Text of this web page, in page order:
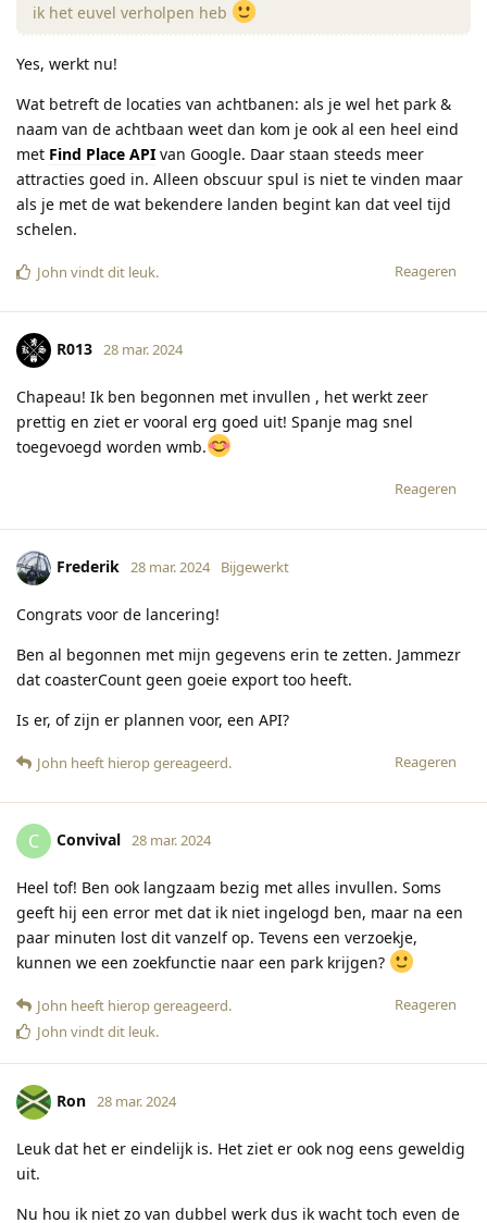
ik het euvel verholpen heb
Yes, werkt nu!
Wat betreft de locaties van achtbanen: als je wel het park &
naam van de achtbaan weet dan kom je ook al een heel eind
met Find Place API van Google. Daar staan steeds meer
attracties goed in. Alleen obscuur spul is niet te vinden maar
als je met de wat bekendere landen begint kan dat veel tijd
schelen.
Reageren
John vindt dit leuk.
R013 28 mar. 2024
Chapeau! Ik ben begonnen met invullen , het werkt zeer
prettig en ziet er vooral erg goed uit! Spanje mag snel
toegevoegd worden wmb.
Reageren
Frederik 28 mar. 2024 Bijgewerkt
Congrats voor de lancering!
Ben al begonnen met mijn gegevens erin te zetten. Jammezr
dat coasterCount geen goeie export too heeft.
Is er, of zijn er plannen voor, een API?
Reageren
John heeft hierop gereageerd.
C Convival 28 mar. 2024
Heel tof! Ben ook langzaam bezig met alles invullen. Soms
geeft hij een error met dat ik niet ingelogd ben, maar na een
paar minuten lost dit vanzelf op. Tevens een verzoekje,
kunnen we een zoekfunctie naar een park krijgen?
Reageren
John heeft hierop gereageerd.
John vindt dit leuk.
Ron 28 mar. 2024
Leuk dat het er eindelijk is. Het ziet er ook nog eens geweldig
uit.
Nu hou ik niet zo van dubbel werk dus ik wacht toch even de